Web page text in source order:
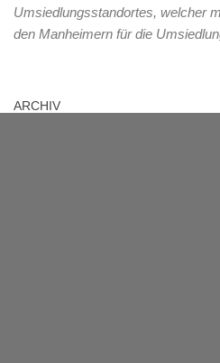
Umsiedlungsstandortes, welcher
den Manheimern für die
ARCHIV